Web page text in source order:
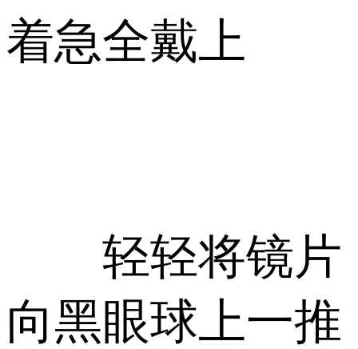
着急全戴上
轻轻将镜片
向黑眼球上一推